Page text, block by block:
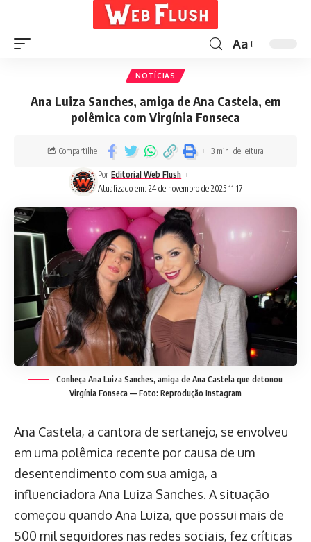
Aa
NOTÍCIAS
Ana Luiza Sanches, amiga de Ana Castela, em
polêmica com Virgínia Fonseca
Atualizado em: 24 de novembro de 2025 11:17
Por Editorial Web Flush
Compartilhe 3 min. de leitura
Conheça Ana Luiza Sanches, amiga de Ana Castela que detonou
Virgínia Fonseca — Foto: Reprodução Instagram
Ana Castela, a cantora de sertanejo, se envolveu
em uma polêmica recente por causa de um
desentendimento com sua amiga, a
influenciadora Ana Luiza Sanches. A situação
começou quando Ana Luiza, que possui mais de
500 mil seguidores nas redes sociais, fez críticas